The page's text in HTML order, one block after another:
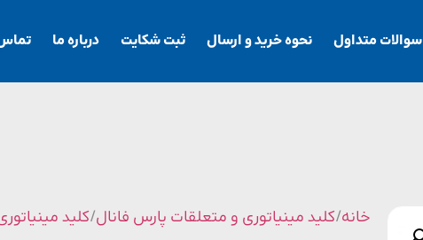
سوالات متداول نحوه خرید و ارسال ثبت شکایت درباره ما تماس
خانه/کلید مینیاتوری و متعلقات پارس فانال/کلید